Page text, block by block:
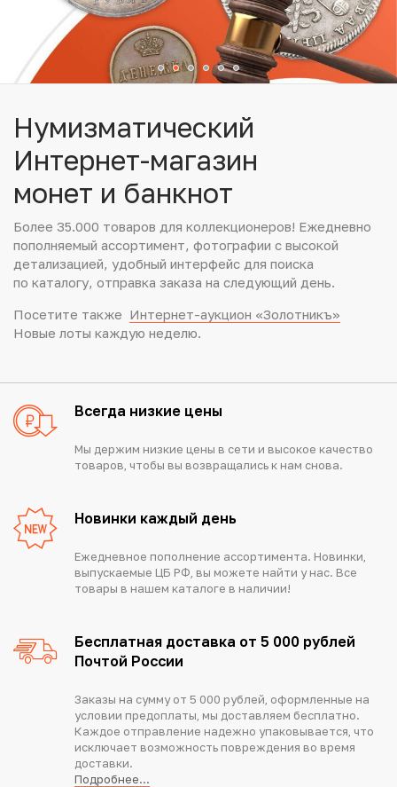
Юбилейные монеты Банка России (с 1999 года)
Памятные и инвестиционные монеты СССР и России
Неофициальные выпуски монет (Unusual)
Античные и средневековые монеты
Наборы монет
Инвестиционные монеты
Нумизматический
Интернет-магазин
монет и банкнот
Более 35.000 товаров для коллекционеров! Ежедневно
пополняемый ассортимент, фотографии с высокой
детализацией, удобный интерфейс для поиска
по каталогу, отправка заказа на следующий день.
Посетите также Интернет-аукцион «Золотникъ»
Новые лоты каждую неделю.
Всегда низкие цены
Мы держим низкие цены в сети и высокое качество
товаров, чтобы вы возвращались к нам снова.
Новинки каждый день
Ежедневное пополнение ассортимента. Новинки,
выпускаемые ЦБ РФ, вы можете найти у нас. Все
товары в нашем каталоге в наличии!
Бесплатная доставка от 5 000 рублей
Почтой России
Заказы на сумму от 5 000 рублей, оформленные на
условии предоплаты, мы доставляем бесплатно.
Каждое отправление надежно упаковывается, что
исключает возможность повреждения во время
доставки.
Подробнее...